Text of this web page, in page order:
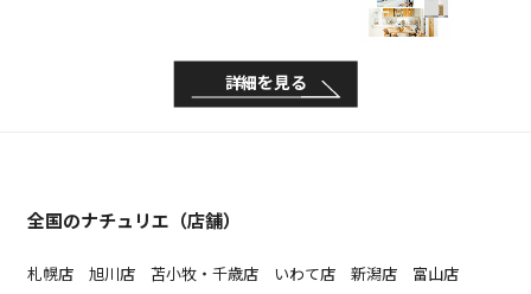
詳細を見る
全国のナチュリエ（店舗）
札幌店 旭川店 苫小牧・千歳店 いわて店 新潟店
富山店